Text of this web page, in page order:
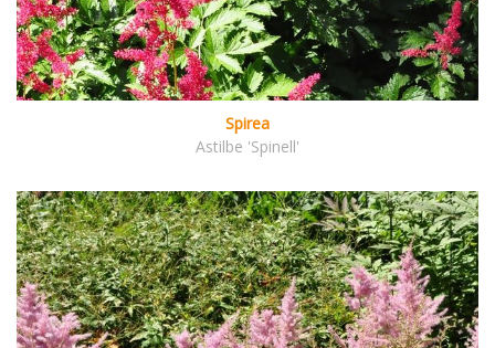
Spirea
Astilbe 'Spinell'